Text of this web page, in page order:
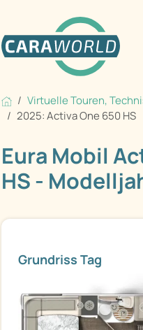
Virtuelle Touren,
2025: Activa One 650 HS
Eura Mobil
HS -
Grundriss Tag